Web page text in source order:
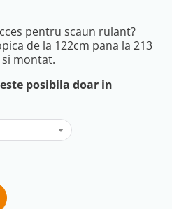
pentru scaun rulant?
de la 122cm pana la 213
montat.
posibila doar in